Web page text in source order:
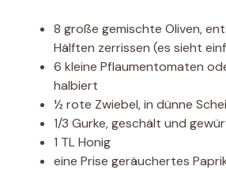
8 große gemischte Oliven,
Hälften zerrissen (es sieht
6 kleine Pflaumentomaten
halbiert
½ rote Zwiebel, in dünne
1/3 Gurke, geschält und
1 TL Honig
eine Prise geräuchertes